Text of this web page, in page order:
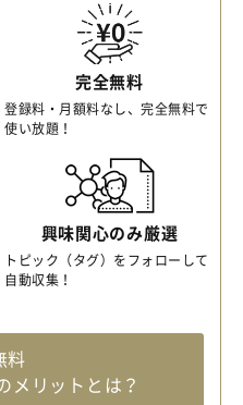
完全無料
登録料・月額料なし、完全無料で
使い放題！
興味関心のみ厳選
トピック（タグ）をフォローして
自動収集！
料
メリットとは？